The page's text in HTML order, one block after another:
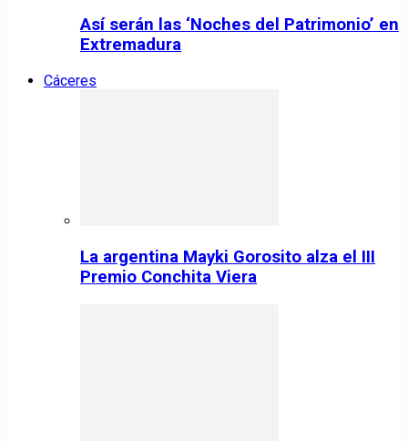
Así serán las ‘Noches del Patrimonio’ en
Extremadura
Cáceres
La argentina Mayki Gorosito alza el III
Premio Conchita Viera